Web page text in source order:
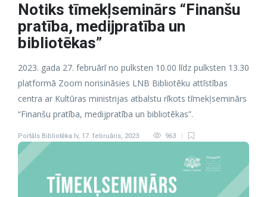
Notiks tīmekļseminārs “Finanšu
pratība, medijpratība un
bibliotēkas”
2023. gada 27. februārī no pulksten 10.00 līdz pulksten 13.30
platformā Zoom norisināsies LNB Bibliotēku attīstības
centra ar Kultūras ministrijas atbalstu rīkots tīmekļseminārs
“Finanšu pratība, medijpratība un bibliotēkas”.
Portāls Bibliotēka.lv, 17. februāris, 2023 963